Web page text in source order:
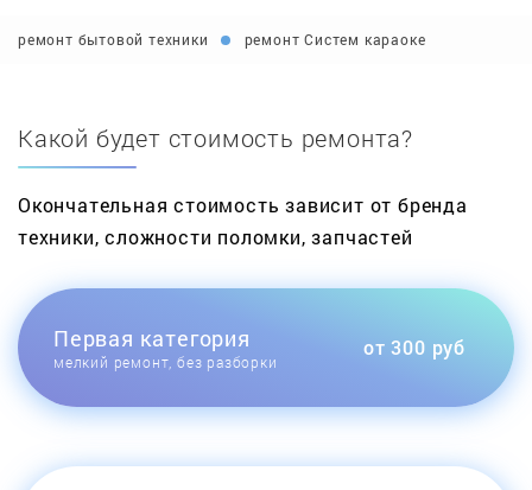
ремонт бытовой техники ремонт Систем караоке
Какой будет стоимость ремонта?
Окончательная стоимость зависит от бренда
техники, сложности поломки, запчастей
Первая категория
мелкий ремонт, без разборки
от 300 руб